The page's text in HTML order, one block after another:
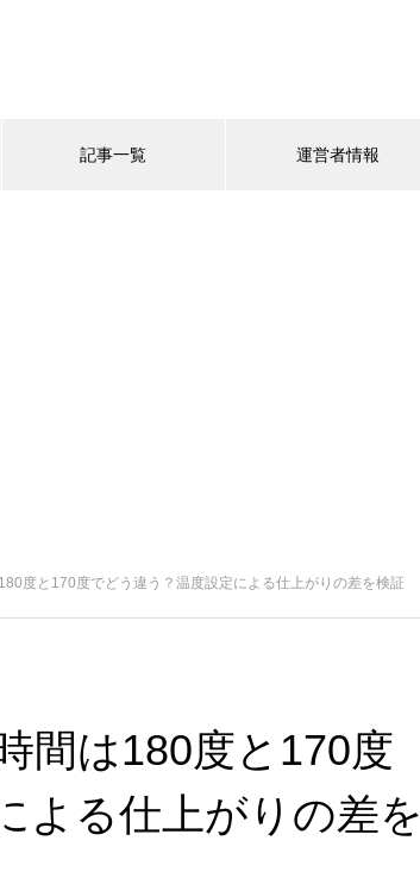
記事一覧 運営者情報
度と170度でどう違う？温度設定による仕上がりの差を検証
間は180度と170度
よる仕上がりの差を